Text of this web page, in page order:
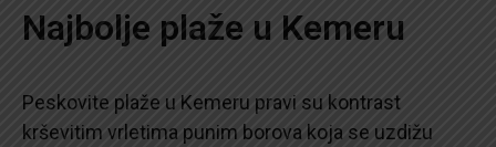
Najbolje plaže u Kemeru
Peskovite plaže u Kemeru pravi su kontrast
krševitim vrletima punim borova koja se uzdižu